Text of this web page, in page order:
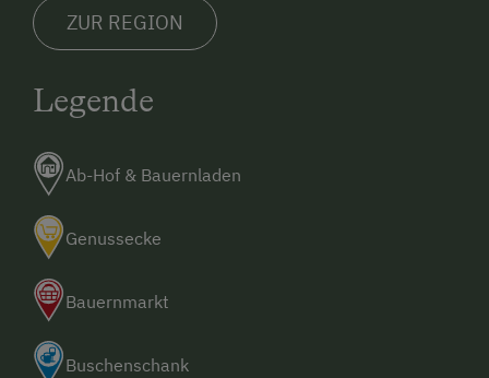
Skitouren
Skitouren sind direkt ab Hof möglich
Urlaub für Familien
ZUR REGION
Legende
Ab-Hof & Bauernladen
Genussecke
Bauernmarkt
Buschenschank